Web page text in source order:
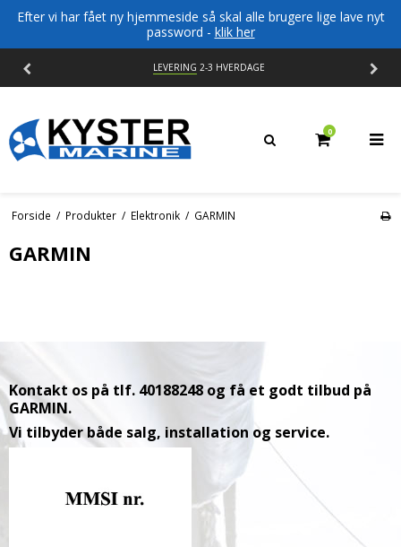
Efter vi har fået ny hjemmeside så skal alle brugere lige lave nyt
password - klik her
LEVERING 2-3 HVERDAGE
0
Forside / Produkter / Elektronik / GARMIN
GARMIN
Kontakt os på tlf. 40188248 og få et godt tilbud på
GARMIN.
Vi tilbyder både salg, installation og service.